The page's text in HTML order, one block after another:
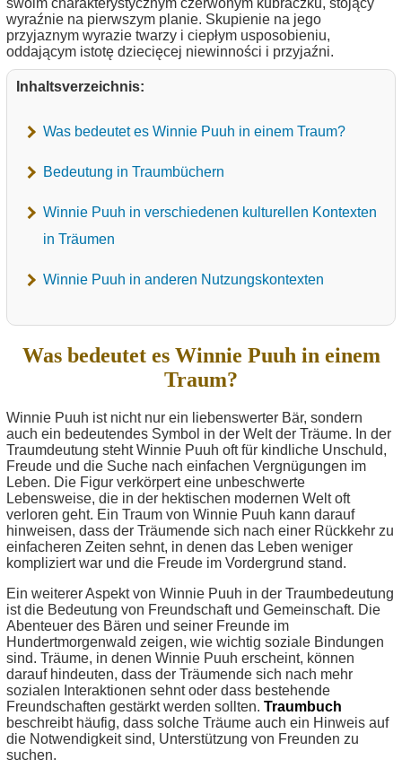
Inhaltsverzeichnis:
Was bedeutet es Winnie Puuh in einem Traum?
Bedeutung in Traumbüchern
Winnie Puuh in verschiedenen kulturellen Kontexten
in Träumen
Winnie Puuh in anderen Nutzungskontexten
Was bedeutet es Winnie Puuh in einem
Traum?
Winnie Puuh ist nicht nur ein liebenswerter Bär, sondern
auch ein bedeutendes Symbol in der Welt der Träume. In der
Traumdeutung steht Winnie Puuh oft für kindliche Unschuld,
Freude und die Suche nach einfachen Vergnügungen im
Leben. Die Figur verkörpert eine unbeschwerte
Lebensweise, die in der hektischen modernen Welt oft
verloren geht. Ein Traum von Winnie Puuh kann darauf
hinweisen, dass der Träumende sich nach einer Rückkehr zu
einfacheren Zeiten sehnt, in denen das Leben weniger
kompliziert war und die Freude im Vordergrund stand.
Ein weiterer Aspekt von Winnie Puuh in der Traumbedeutung
ist die Bedeutung von Freundschaft und Gemeinschaft. Die
Abenteuer des Bären und seiner Freunde im
Hundertmorgenwald zeigen, wie wichtig soziale Bindungen
sind. Träume, in denen Winnie Puuh erscheint, können
darauf hindeuten, dass der Träumende sich nach mehr
sozialen Interaktionen sehnt oder dass bestehende
Freundschaften gestärkt werden sollten. Traumbuch
beschreibt häufig, dass solche Träume auch ein Hinweis auf
die Notwendigkeit sind, Unterstützung von Freunden zu
suchen.